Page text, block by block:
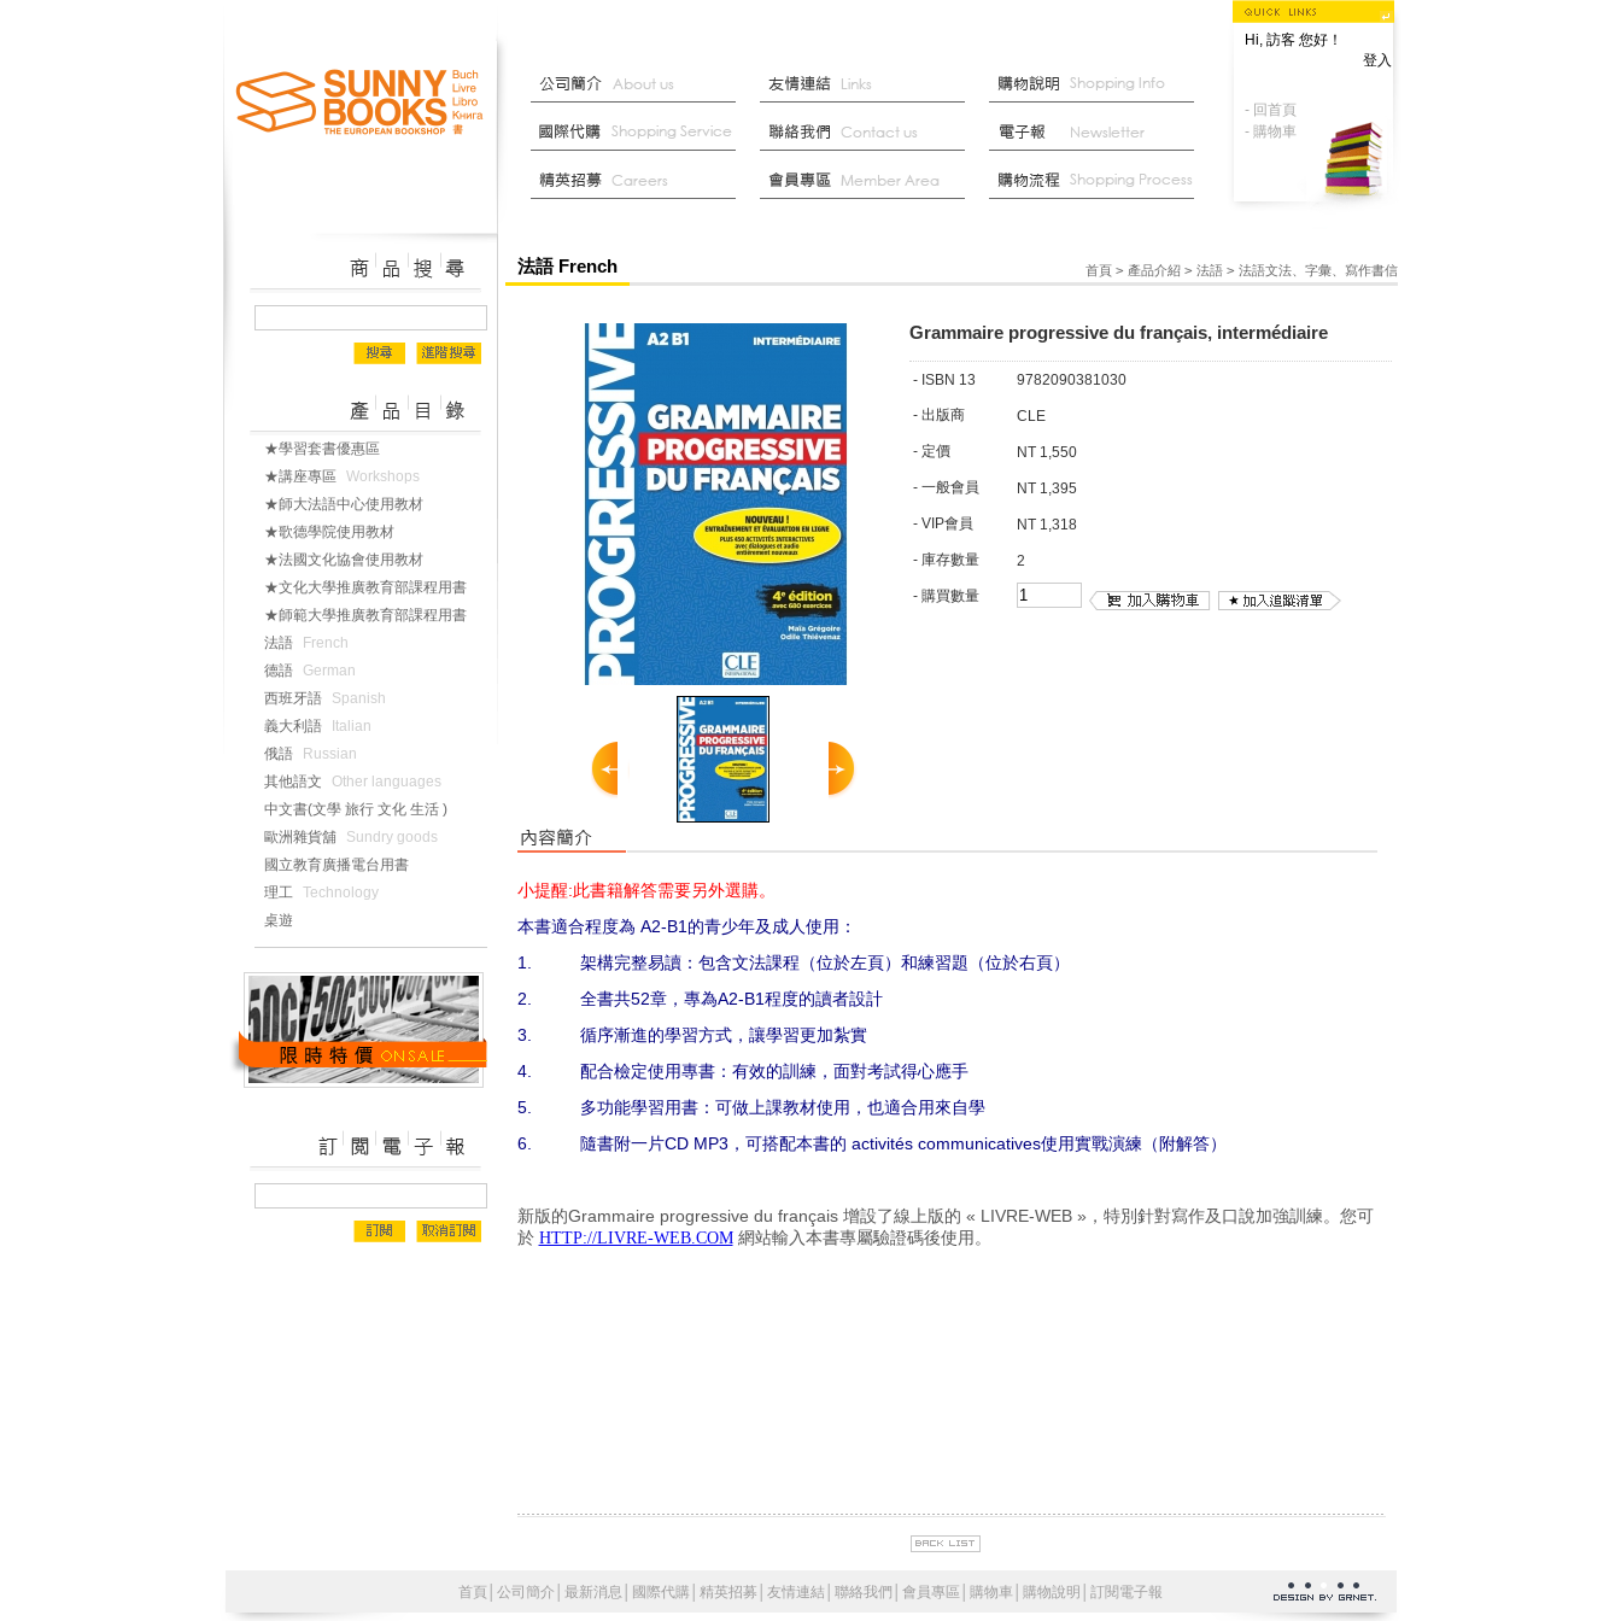
Hi, 訪客 您好！
登入
- 回首頁
- 購物車
★學習套書優惠區
★講座專區
Workshops
★師大法語中心使用教材
★歌德學院使用教材
★法國文化協會使用教材
★文化大學推廣教育部課程用書
★師範大學推廣教育部課程用書
法語
French
德語
German
西班牙語
Spanish
義大利語
Italian
俄語
Russian
其他語文
Other languages
中文書(文學 旅行 文化 生活 )
歐洲雜貨舖
Sundry goods
國立教育廣播電台用書
理工
Technology
桌遊
法語 French 首頁 > 產品介紹 > 法語 > 法語文法、字彙、寫作書信
Grammaire progressive du français, intermédiaire
- ISBN 13 9782090381030
- 出版商 CLE
- 定價 NT 1,550
- 一般會員 NT 1,395
- VIP會員 NT 1,318
- 庫存數量 2
- 購買數量
小提醒:此書籍解答需要另外選購。
本書適合程度為 A2-B1 的青少年及成人使用：
1.
架構完整易讀：包含文法課程（位於左頁）和練習題（位於右頁）
2.
全書共52章，專為A2-B1程度的讀者設計
3.
循序漸進的學習方式，讓學習更加紮實
4.
配合檢定使用專書：有效的訓練，面對考試得心應手
5.
多功能學習用書：可做上課教材使用，也適合用來自學
6.
隨書附一片CD MP3 ，可搭配本書的 activités communicatives使用實戰演練（附解答）
新版的Grammaire progressive du français 增設了線上版的 « LIVRE-WEB » ，特別針對寫作及口說加強訓練。您可
於 HTTP://LIVRE-WEB.COM 網站輸入本書專屬驗證碼後使用。
首頁 公司簡介 最新消息 國際代購 精英招募 友情連結 聯絡我們 會員專區 購物車 購物說明 訂閱電子報